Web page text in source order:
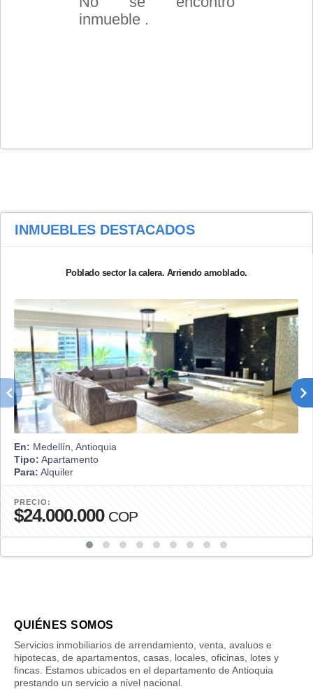
inmueble .
INMUEBLES DESTACADOS
Poblado sector la calera. Arriendo amoblado.
En: Medellín, Antioquia
Tipo: Apartamento
Para: Alquiler
PRECIO:
$24.000.000 COP
QUIÉNES SOMOS
Servicios inmobiliarios de arrendamiento, venta, avaluos e
hipotecas, de apartamentos, casas, locales, oficinas, lotes y
fincas. Estamos ubicados en el departamento de Antioquia
prestando un servicio a nivel nacional.